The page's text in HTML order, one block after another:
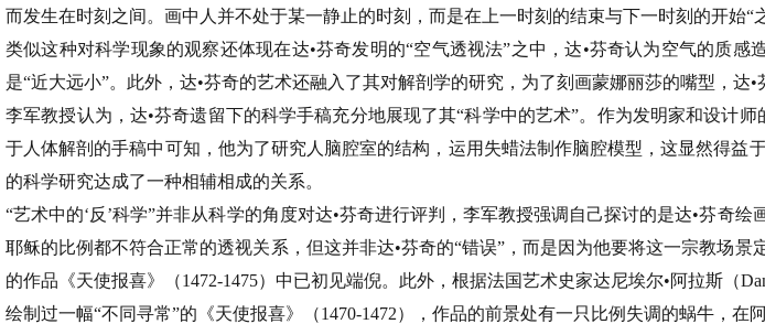
而发生在时刻之间。画中人并不处于某一静止的时刻，而是在上一时刻的结束与下一时刻的开始“之
类似这种对科学现象的观察还体现在达•芬奇发明的“空气透视法”之中，达•芬奇认为空气的质
是“近大远小”。此外，达•芬奇的艺术还融入了其对解剖学的研究，为了刻画蒙娜丽莎的嘴型，达
李军教授认为，达•芬奇遗留下的科学手稿充分地展现了其“科学中的艺术”。作为发明家和设计
于人体解剖的手稿中可知，他为了研究人脑腔室的结构，运用失蜡法制作脑腔模型，这显然得
的科学研究达成了一种相辅相成的关系。
“艺术中的‘反’科学”并非从科学的角度对达•芬奇进行评判，李军教授强调自己探讨的是达•芬奇
耶稣的比例都不符合正常的透视关系，但这并非达•芬奇的“错误”，而是因为他要将这一宗教场
的作品《天使报喜》（1472-1475）中已初见端倪。此外，根据法国艺术史家达尼埃尔•阿拉斯（
绘制过一幅“不同寻常”的《天使报喜》（1470-1472），作品的前景处有一只比例失调的蜗牛，